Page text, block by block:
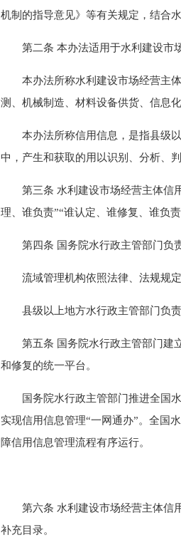
机制的指导意见》等有关规定，结合
第二条 本办法适用于水利建设市场
本办法所称水利建设市场经营主体
测、机械制造、材料设备供货、信息
本办法所称信用信息，是指县级以
中，产生和获取的用以识别、分析、
第三条 水利建设市场经营主体信用
理、谁负责”“谁认定、谁修复、谁负
第四条 国务院水行政主管部门负责
流域管理机构依照法律、法规规定
县级以上地方水行政主管部门负责
第五条 国务院水行政主管部门建立
和修复的统一平台。
国务院水行政主管部门推进全国水
实现信用信息管理“一网通办”。全国
障信用信息管理流程有序运行。
第六条 水利建设市场经营主体信用
补充目录。